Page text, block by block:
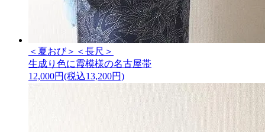
＜夏おび＞＜長尺＞
生成り色に霞模様の名古屋帯
12,000円(税込13,200円)